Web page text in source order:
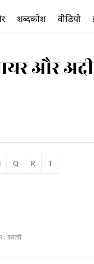
और
Q R T
: कराची
शब्दकोश वीडियो